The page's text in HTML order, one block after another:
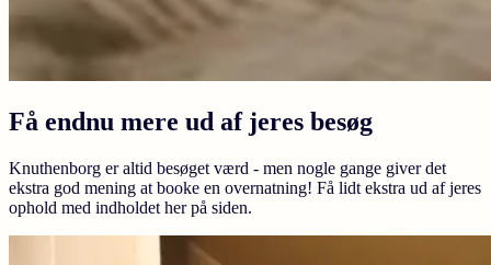
Få endnu mere ud af jeres besøg
Knuthenborg er altid besøget værd - men nogle gange giver det
ekstra god mening at booke en overnatning! Få lidt ekstra ud af jeres
ophold med indholdet her på siden.